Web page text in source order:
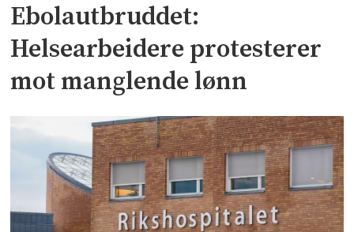
Ebolautbruddet:
Helsearbeidere protesterer
mot manglende lønn